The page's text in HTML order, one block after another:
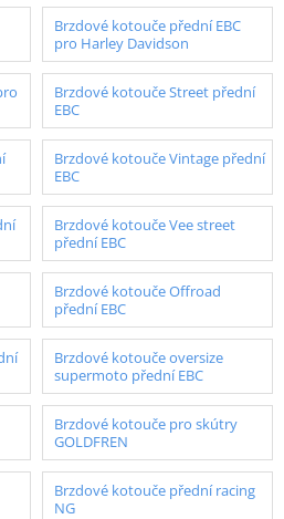
Brzdové kotouče přední EBC
pro Harley Davidson
Brzdové kotouče Street přední
EBC
Brzdové kotouče Vintage přední
EBC
Brzdové kotouče Vee street
přední EBC
Brzdové kotouče Offroad
přední EBC
Brzdové kotouče oversize
supermoto přední EBC
Brzdové kotouče pro skútry
GOLDFREN
Brzdové kotouče přední racing
NG